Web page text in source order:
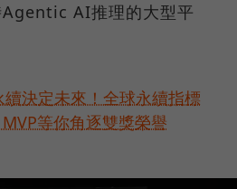
AI推理的大型平
決定未來！全球永續指標
等你角逐雙獎榮譽